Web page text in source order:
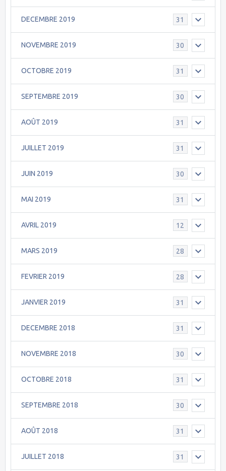
DECEMBRE 2019 31
NOVEMBRE 2019 30
OCTOBRE 2019 31
SEPTEMBRE 2019 30
AOÛT 2019 31
JUILLET 2019 31
JUIN 2019 30
MAI 2019 31
AVRIL 2019 12
MARS 2019 28
FEVRIER 2019 28
JANVIER 2019 31
DECEMBRE 2018 31
NOVEMBRE 2018 30
OCTOBRE 2018 31
SEPTEMBRE 2018 30
AOÛT 2018 31
JUILLET 2018 31